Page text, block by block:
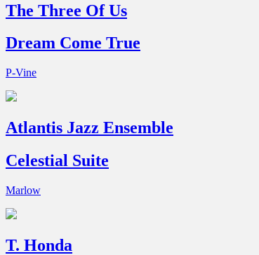
The Three Of Us
Dream Come True
P-Vine
Atlantis Jazz Ensemble
Celestial Suite
Marlow
T. Honda